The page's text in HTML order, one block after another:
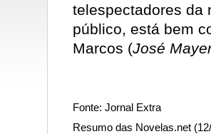
telespectadores da
público, está bem
Marcos (José
Fonte: Jornal Extra
Resumo das Novelas.net